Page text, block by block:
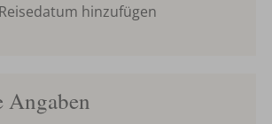
hinzufügen
Angaben